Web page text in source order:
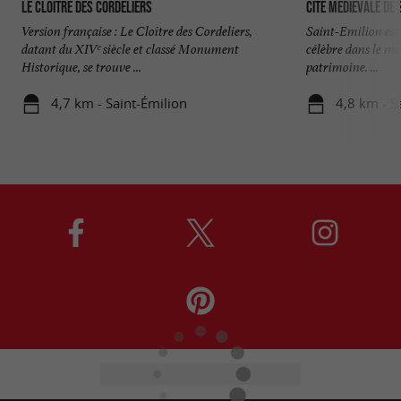
Le Cloître des Cordeliers
Version française : Le Cloître des Cordeliers,
datant du XIVᵉ siècle et classé Monument
Historique, se trouve ...
4,7 km - Saint-Émilion
Cité médiévale
Saint-Emilion est
célèbre dans le
patrimoine. ...
4,8 km -